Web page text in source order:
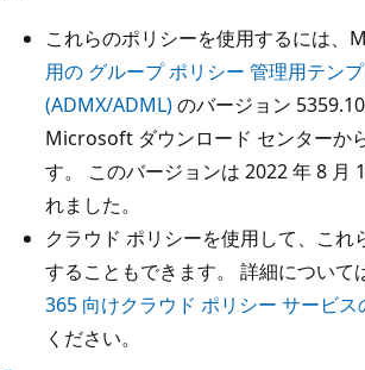
これらのポリシーを使用するには
用の グループ ポリシー 管理用テン
(ADMX/ADML)のバージョン
Microsoft ダウンロード センターか
す。 このバージョンは 2022 年 8 月
れました。
クラウド ポリシーを使用して、これ
することもできます。 詳細について
365 向けクラウド ポリシー サービス
ください。